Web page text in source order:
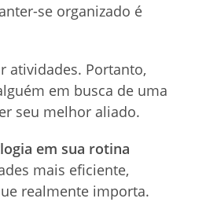
se organizado é
atividades. Portanto,
em busca de uma
seu melhor aliado.
em sua rotina
mais eficiente,
realmente importa.